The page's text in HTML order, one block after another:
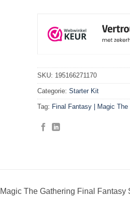
SKU: 195166271170
Categorie: Starter Kit
Tag: Final Fantasy | Magic The
Magic The Gathering Final Fantasy